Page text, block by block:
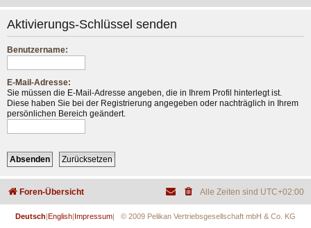
Aktivierungs-Schlüssel senden
Benutzername:
E-Mail-Adresse:
Sie müssen die E-Mail-Adresse angeben, die in Ihrem Profil hinterlegt ist.
Diese haben Sie bei der Registrierung angegeben oder nachträglich in Ihrem
persönlichen Bereich geändert.
Foren-Übersicht Alle Zeiten sind UTC+02:00
Deutsch English Impressum | © 2009 Pelikan Vertriebsgesellschaft mbH & Co. KG